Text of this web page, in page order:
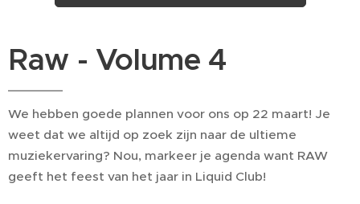
Raw - Volume 4
We hebben goede plannen voor ons op 22 maart! Je
weet dat we altijd op zoek zijn naar de ultieme
muziekervaring? Nou, markeer je agenda want RAW
geeft het feest van het jaar in Liquid Club!